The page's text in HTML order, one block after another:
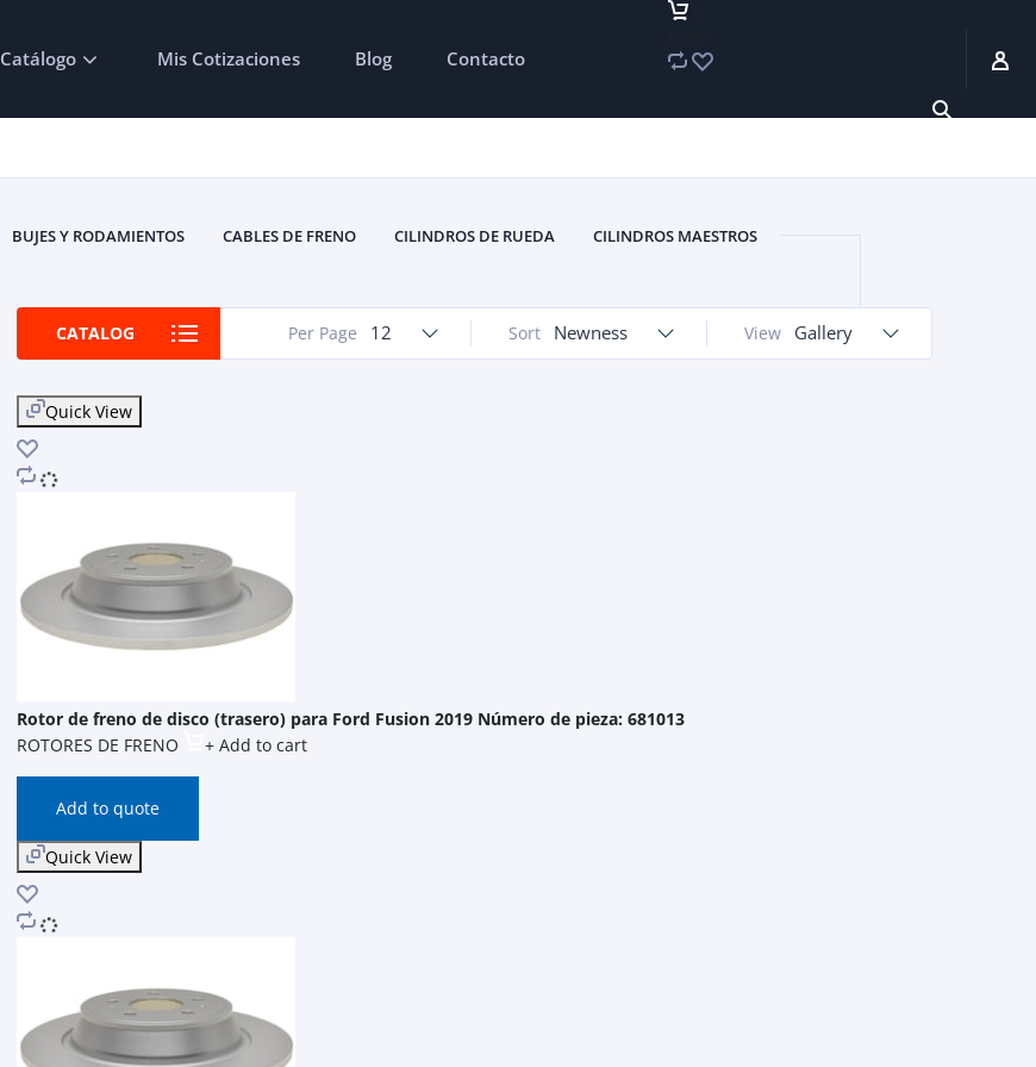
Catálogo Mis Cotizaciones Blog Contacto
BUJES Y RODAMIENTOS CABLES DE FRENO CILINDROS DE RUEDA
CILINDROS MAESTROS
PASTILLAS DE FRENO
ZAPATAS DE FRENO
CATALOG View Gallery
Sort Newness
Per Page 12
Quick View
Rotor de freno de disco (trasero) para Ford Fusion 2019 Número de pieza: 681013
ROTORES DE FRENO
+ Add to cart
Add to quote
Quick View